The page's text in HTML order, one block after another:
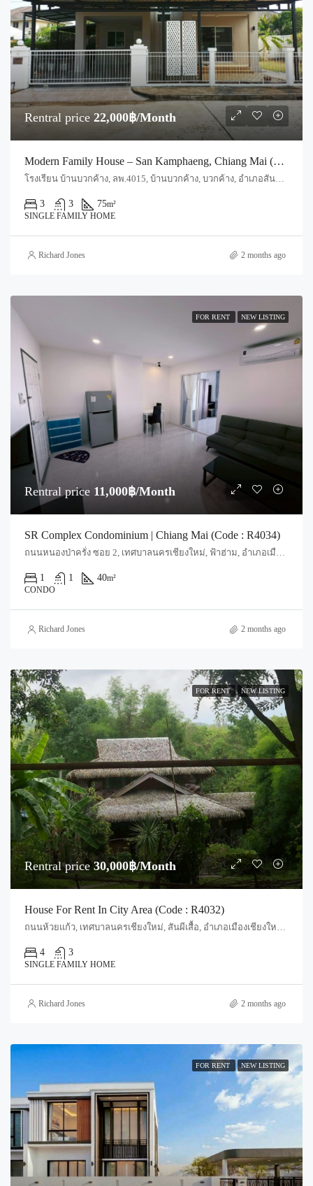
Rentral price 22,000฿/Month
Modern Family House – San Kamphaeng, Chiang Mai (Code : R4035)
3 3 75m²
SINGLE FAMILY HOME
Richard Jones 2 months ago
FOR RENT NEW LISTING
Rentral price 11,000฿/Month
SR Complex Condominium | Chiang Mai (Code : R4034)
ถนนหนองป่าครั่ง ซอย 2, เทศบาลนครเชียงใหม่, ฟ้าฮ่าม, อำเภอเมืองเชียงใหม่, จังหวัดเชียงใหม่, 50000, ประเทศไทย, Chiang Mai, Mueang Chiang Mai, Nong Pa Khrang
1 1 40m²
CONDO
Richard Jones 2 months ago
FOR RENT NEW LISTING
Rentral price30,000฿/Month
House For Rent In City Area (Code : R4032)
4 3
SINGLE FAMILY HOME
Richard Jones 2 months ago
FOR RENT NEW LISTING